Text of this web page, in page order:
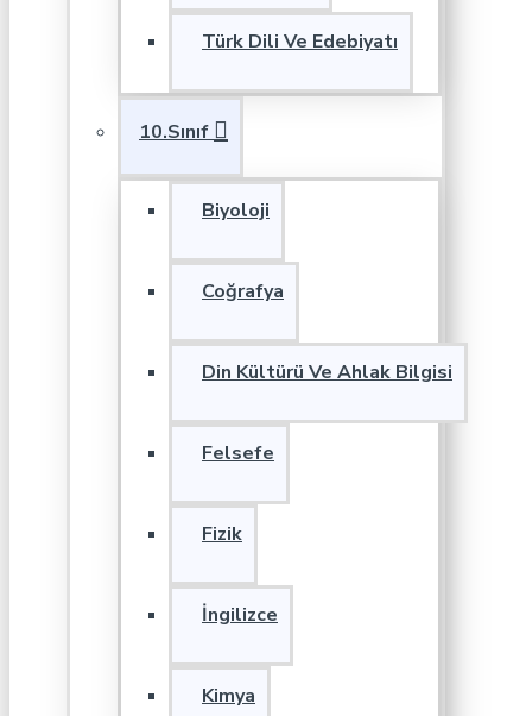
Türk Dili Ve Edebiyatı
10.Sınıf
Biyoloji
Coğrafya
Din Kültürü Ve Ahlak Bilgisi
Felsefe
Fizik
İngilizce
Kimya